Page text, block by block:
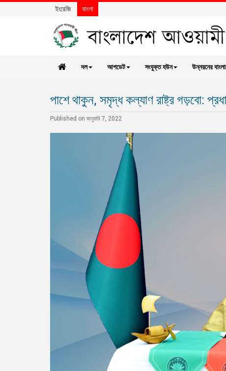
ইংরেজি বাংলা
দল আপডেট সংযুক্ত হউন উন্নয়নের
পাশে থাকুন, সমৃদ্ধ কল্যাণ রাষ্ট্র গড়বো:
Published on জানুয়ারি 7, 2022